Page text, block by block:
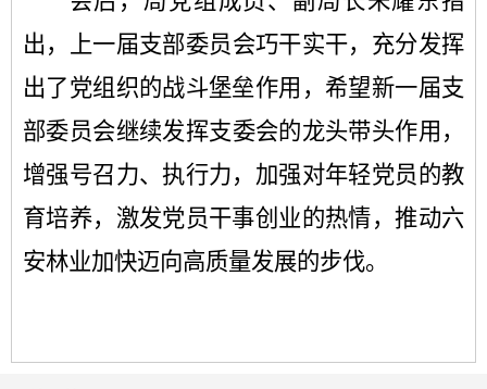
出，
上一届支部委员会巧干实干，充分发挥
出了党组织的战斗堡垒作用，希望新一届支
部委员会继续发挥支委会的龙头带头作用，
增强号召力、执行力，加强对年轻党员的教
育培养，激发党员干事创业的热情，推动六
安林业加快迈向高质量发展的步伐。